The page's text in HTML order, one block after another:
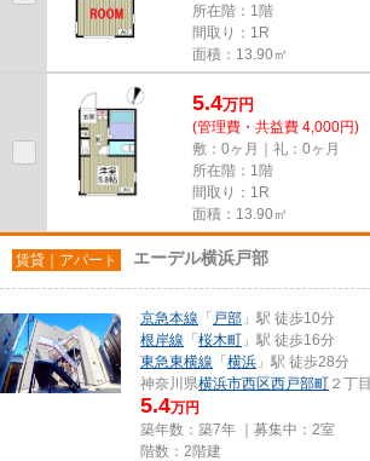
所在階：1階
間取り：1R
面積：13.90㎡
5.4万円
(管理費・共益費 4,000円)
敷：0ヶ月｜礼：0ヶ月
所在階：1階
間取り：1R
面積：13.90㎡
賃貸｜アパート エーデル横浜戸部
京急本線 「 戸部 」駅 徒歩10分
根岸線 「 桜木町 」駅 徒歩16分
東急東横線 「 横浜 」駅 徒歩28分
神奈川県横浜市西区西戸部町 ２丁目
5.4万円
築年数：築7年 ｜募集中： 2室
階数：2階建